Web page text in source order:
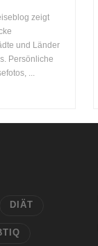
zeigt
und Länder
Persönliche
...
DIÄT